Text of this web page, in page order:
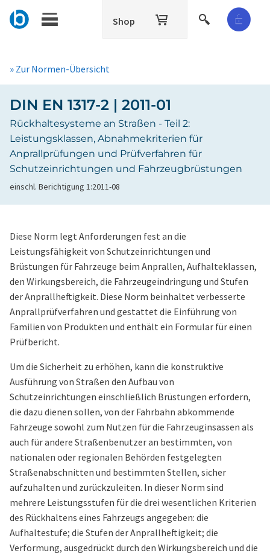
Shop
» Zur Normen-Übersicht
DIN EN 1317-2 | 2011-01
Rückhaltesysteme an Straßen - Teil 2:
Leistungsklassen, Abnahmekriterien für
Anprallprüfungen und Prüfverfahren für
Schutzeinrichtungen und Fahrzeugbrüstungen
einschl. Berichtigung 1:2011-08
Diese Norm legt Anforderungen fest an die
Leistungsfähigkeit von Schutzeinrichtungen und
Brüstungen für Fahrzeuge beim Anprallen, Aufhalteklassen,
den Wirkungsbereich, die Fahrzeugeindringung und Stufen
der Anprallheftigkeit. Diese Norm beinhaltet verbesserte
Anprallprüfverfahren und gestattet die Einführung von
Familien von Produkten und enthält ein Formular für einen
Prüfbericht.
Um die Sicherheit zu erhöhen, kann die konstruktive
Ausführung von Straßen den Aufbau von
Schutzeinrichtungen einschließlich Brüstungen erfordern,
die dazu dienen sollen, von der Fahrbahn abkommende
Fahrzeuge sowohl zum Nutzen für die Fahrzeuginsassen als
auch für andere Straßenbenutzer an bestimmten, von
nationalen oder regionalen Behörden festgelegten
Straßenabschnitten und bestimmten Stellen, sicher
aufzuhalten und zurückzuleiten. In dieser Norm sind
mehrere Leistungsstufen für die drei wesentlichen Kriterien
des Rückhaltens eines Fahrzeugs angegeben: die
Aufhaltestufe; die Stufen der Anprallheftigkeit; die
Verformung, ausgedrückt durch den Wirkungsbereich und die